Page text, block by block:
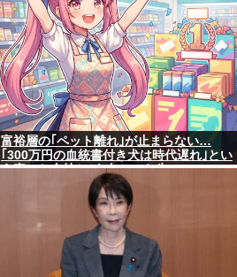
富裕層の｢ペット離れ｣が止まらない…
｢300万円の血統書付き犬は時代遅れ｣とい
う真のお金持ちが"向かった先"